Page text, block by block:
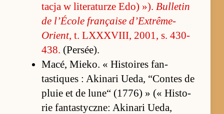
tacja w literatu­rze Edo) »). Bul­le­tin
de l’École française d’Extrême-
Orient, t. LXXXVIII, 2001, s. 430-
438. (Per­sée).
Ma­cé, Mie­ko. « Hi­sto­ires fan­
tastiques : Aki­nari Ueda, “Con­tes de
pluie et de lu­ne“ (1776) » (« Hi­sto­
rie fan­tastycz­ne: Aki­nari Ueda,